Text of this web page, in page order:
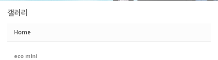
갤러리
Home
eco mini